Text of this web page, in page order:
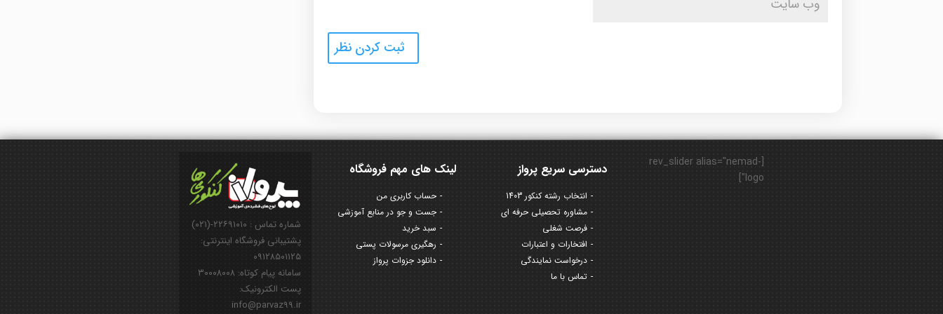
شماره تماس : ۲۲۶۹۱۰۱۰-(۰۲۱)
پشتیبانی فروشگاه اینترنتی:
۰۹۱۲۸۵۰۱۱۲۵
سامانه پیام کوتاه: ۳۰۰۰۸۰۰۸
پست الکترونیک:
info@parvaz99.ir
لینک های مهم فروشگاه
حساب کاربری من
جست و جو در منابع آموزشی
سبد خرید
رهگیری مرسولات پستی
دانلود جزوات پرواز
دسترسی سریع پرواز
انتخاب رشته کنکور 1403
مشاوره تحصیلی حرفه ای
فرصت شغلی
افتخارات و اعتبارات
درخواست نمایندگی
تماس با ما
[rev_slider alias="nemad-
logo"]